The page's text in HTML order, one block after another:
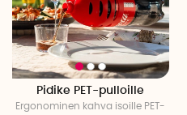
Pidike PET-pulloille
Ergonominen kahva isoille PET-